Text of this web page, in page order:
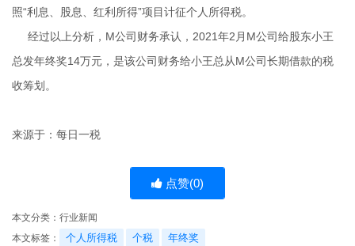
照“利息、股息、红利所得”项目计征个人所得税。
经过以上分析，M公司财务承认，2021年2月M公司给股东小王
总发年终奖14万元，是该公司财务给小王总从M公司长期借款的税
收筹划。
来源于：每日一税
点赞(0)
本文分类： 行业新闻
本文标签：
个人所得税 个税 年终奖